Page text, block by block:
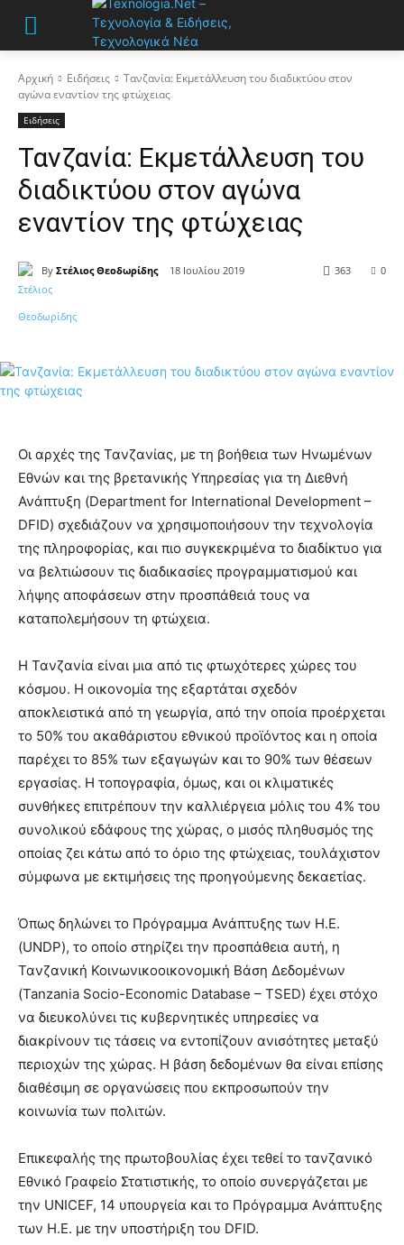
Αρχική Ειδήσεις
Τανζανία: Εκμετάλλευση του διαδικτύου στον
αγώνα εναντίον της φτώχειας
Ειδήσεις
Τανζανία: Εκμετάλλευση του
διαδικτύου στον αγώνα
εναντίον της φτώχειας
By Στέλιος Θεοδωρίδης 18 Ιουλίου 2019 0
363
Οι αρχές της Τανζανίας, με τη βοήθεια των Ηνωμένων
Εθνών και της βρετανικής Υπηρεσίας για τη Διεθνή
Ανάπτυξη (Department for International Development –
DFID) σχεδιάζουν να χρησιμοποιήσουν την τεχνολογία
της πληροφορίας, και πιο συγκεκριμένα το διαδίκτυο για
να βελτιώσουν τις διαδικασίες προγραμματισμού και
λήψης αποφάσεων στην προσπάθειά τους να
καταπολεμήσουν τη φτώχεια.
Η Τανζανία είναι μια από τις φτωχότερες χώρες του
κόσμου. Η οικονομία της εξαρτάται σχεδόν
αποκλειστικά από τη γεωργία, από την οποία προέρχεται
το 50% του ακαθάριστου εθνικού προϊόντος και η οποία
παρέχει το 85% των εξαγωγών και το 90% των θέσεων
εργασίας. Η τοπογραφία, όμως, και οι κλιματικές
συνθήκες επιτρέπουν την καλλιέργεια μόλις του 4% του
συνολικού εδάφους της χώρας, ο μισός πληθυσμός της
οποίας ζει κάτω από το όριο της φτώχειας, τουλάχιστον
σύμφωνα με εκτιμήσεις της προηγούμενης δεκαετίας.
Όπως δηλώνει το Πρόγραμμα Ανάπτυξης των Η.Ε.
(UNDP), το οποίο στηρίζει την προσπάθεια αυτή, η
Τανζανική Κοινωνικοοικονομική Βάση Δεδομένων
(Tanzania Socio-Economic Database – TSED) έχει στόχο
να διευκολύνει τις κυβερνητικές υπηρεσίες να
διακρίνουν τις τάσεις να εντοπίζουν ανισότητες μεταξύ
περιοχών της χώρας. Η βάση δεδομένων θα είναι επίσης
διαθέσιμη σε οργανώσεις που εκπροσωπούν την
κοινωνία των πολιτών.
Επικεφαλής της πρωτοβουλίας έχει τεθεί το τανζανικό
Εθνικό Γραφείο Στατιστικής, το οποίο συνεργάζεται με
την UNICEF, 14 υπουργεία και το Πρόγραμμα Ανάπτυξης
των Η.Ε. με την υποστήριξη του DFID.